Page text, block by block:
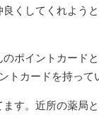
くしてくれよう
ポイントカード
トカードを持って
す。近所の薬局